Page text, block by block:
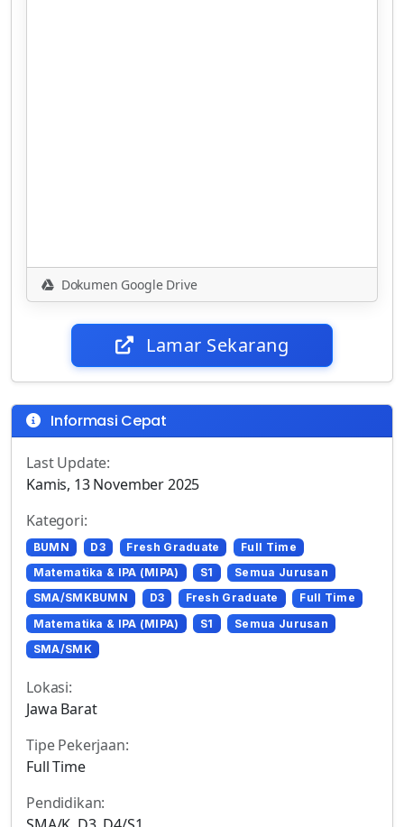
Dokumen Google Drive
Lamar Sekarang
Informasi Cepat
Last Update:
Kamis, 13 November 2025
Kategori:
BUMN D3 Fresh Graduate
Full Time
Matematika & IPA (MIPA)
S1
Semua Jurusan
SMA/SMKBUMN
D3 Fresh Graduate
Full Time
Matematika & IPA (MIPA)
S1
Semua Jurusan
SMA/SMK
Lokasi:
Jawa Barat
Tipe Pekerjaan:
Full Time
Pendidikan: